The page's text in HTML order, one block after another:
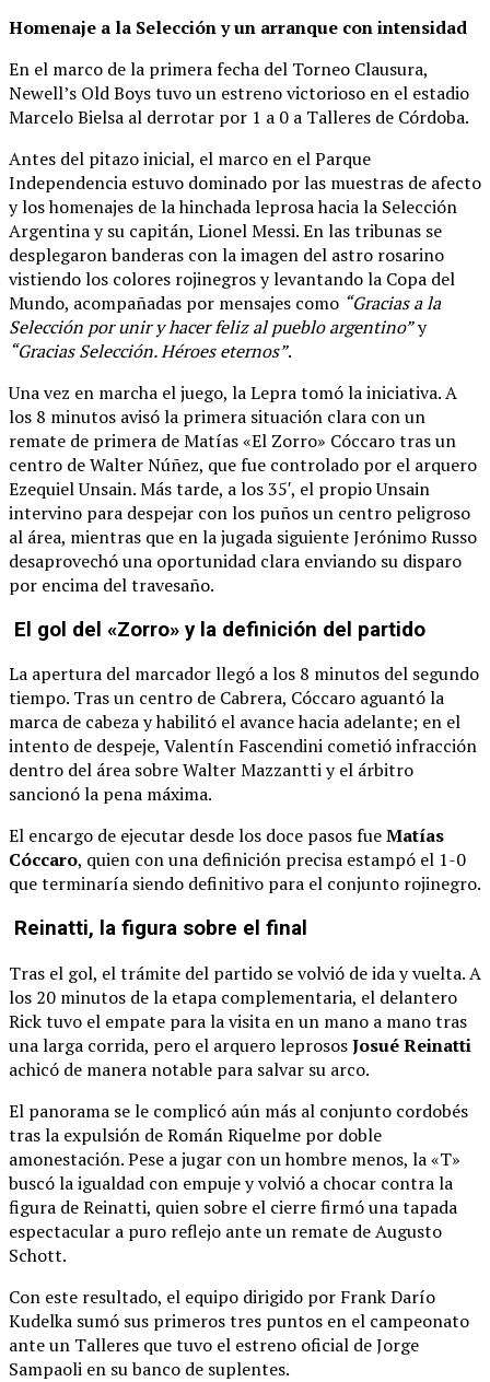
Homenaje a la Selección y un arranque con intensidad
En el marco de la primera fecha del Torneo Clausura,
Newell’s Old Boys tuvo un estreno victorioso en el estadio
Marcelo Bielsa al derrotar por 1 a 0 a Talleres de Córdoba.
Antes del pitazo inicial, el marco en el Parque
Independencia estuvo dominado por las muestras de afecto
y los homenajes de la hinchada leprosa hacia la Selección
Argentina y su capitán, Lionel Messi. En las tribunas se
desplegaron banderas con la imagen del astro rosarino
vistiendo los colores rojinegros y levantando la Copa del
Mundo, acompañadas por mensajes como “Gracias a la
Selección por unir y hacer feliz al pueblo argentino”y
“Gracias Selección. Héroes eternos”.
Una vez en marcha el juego, la Lepra tomó la iniciativa. A
los 8 minutos avisó la primera situación clara con un
remate de primera de Matías «El Zorro» Cóccaro tras un
centro de Walter Núñez, que fue controlado por el arquero
Ezequiel Unsain. Más tarde, a los 35′, el propio Unsain
intervino para despejar con los puños un centro peligroso
al área, mientras que en la jugada siguiente Jerónimo Russo
desaprovechó una oportunidad clara enviando su disparo
por encima del travesaño.
El gol del «Zorro» y la definición del partido
La apertura del marcador llegó a los 8 minutos del segundo
tiempo. Tras un centro de Cabrera, Cóccaro aguantó la
marca de cabeza y habilitó el avance hacia adelante; en el
intento de despeje, Valentín Fascendini cometió infracción
dentro del área sobre Walter Mazzantti y el árbitro
sancionó la pena máxima.
El encargo de ejecutar desde los doce pasos fueMatías
Cóccaro, quien con una definición precisa estampó el 1-0
que terminaría siendo definitivo para el conjunto rojinegro.
Reinatti, la figura sobre el final
Tras el gol, el trámite del partido se volvió de ida y vuelta. A
los 20 minutos de la etapa complementaria, el delantero
Rick tuvo el empate para la visita en un mano a mano tras
una larga corrida, pero el arquero leprososJosué Reinatti
achicó de manera notable para salvar su arco.
El panorama se le complicó aún más al conjunto cordobés
tras la expulsión de Román Riquelme por doble
amonestación. Pese a jugar con un hombre menos, la «T»
buscó la igualdad con empuje y volvió a chocar contra la
figura de Reinatti, quien sobre el cierre firmó una tapada
espectacular a puro reflejo ante un remate de Augusto
Schott.
Con este resultado, el equipo dirigido por Frank Darío
Kudelka sumó sus primeros tres puntos en el campeonato
ante un Talleres que tuvo el estreno oficial de Jorge
Sampaoli en su banco de suplentes.